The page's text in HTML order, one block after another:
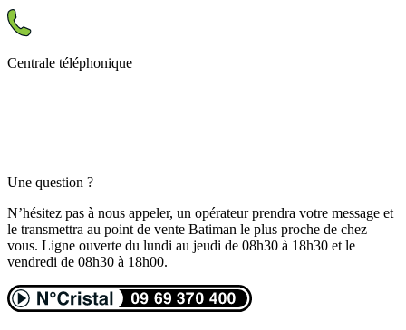
Centrale téléphonique
Une question ?
N’hésitez pas à nous appeler, un opérateur prendra votre message et
le transmettra au point de vente Batiman le plus proche de chez
vous. Ligne ouverte du lundi au jeudi de 08h30 à 18h30 et le
vendredi de 08h30 à 18h00.